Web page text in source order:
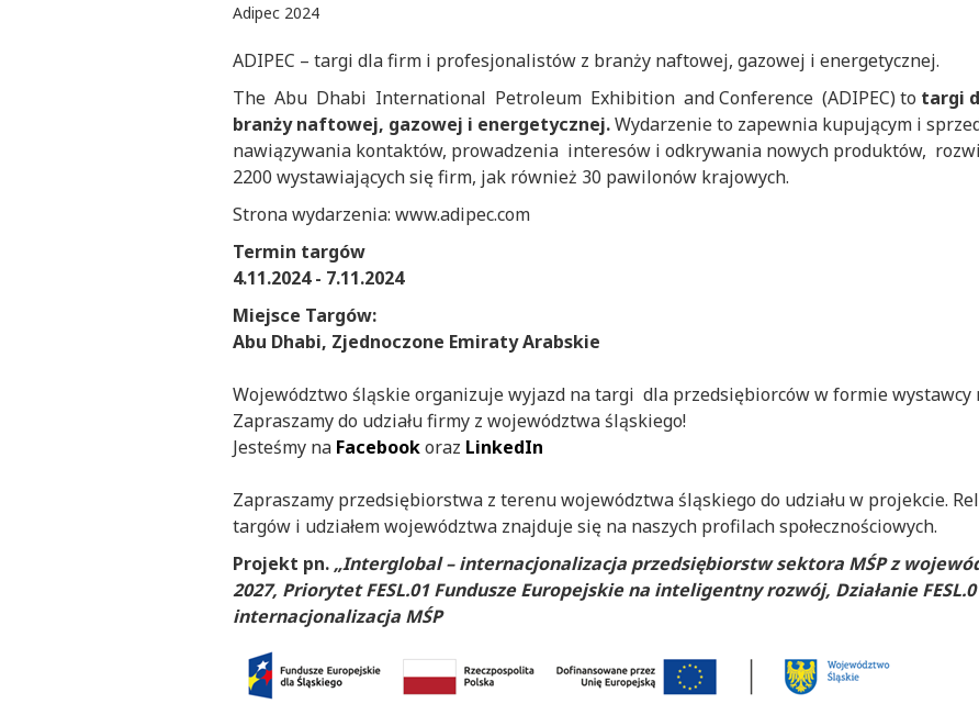
Adipec 2024
ADIPEC – targi dla firm i profesjonalistów z branży naftowej, gazowej i energetycznej.
The Abu Dhabi International Petroleum Exhibition and Conference (ADIPEC) to targi
branży naftowej, gazowej i energetycznej.Wydarzenie to zapewnia kupującym i
nawiązywania kontaktów, prowadzenia interesów i odkrywania nowych produktów,
2200 wystawiających się firm, jak również 30 pawilonów krajowych.
Strona wydarzenia: www.adipec.com
Termin targów
4.11.2024 - 7.11.2024
Miejsce Targów:
Abu Dhabi, Zjednoczone Emiraty Arabskie
Województwo śląskie organizuje wyjazd na targi dla przedsiębiorców w formie wystawcy
Zapraszamy do udziału firmy z województwa śląskiego!
Jesteśmy na Facebookoraz LinkedIn
Zapraszamy przedsiębiorstwa z terenu województwa śląskiego do udziału w projekcie.
targów i udziałem województwa znajduje się na naszych profilach społecznościowych.
Projekt pn. „Interglobal – internacjonalizacja przedsiębiorstw sektora MŚP z
2027, Priorytet FESL.01 Fundusze Europejskie na inteligentny rozwój, Działanie
internacjonalizacja MŚP